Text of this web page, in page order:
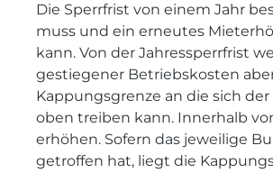
Die Sperrfrist von einem Jahr
muss und ein erneutes
kann. Von der Jahressperrfrist
gestiegener Betriebskosten
Kappungsgrenze an die sich
oben treiben kann. Innerhalb
erhöhen. Sofern das jeweilige
getroffen hat, liegt die